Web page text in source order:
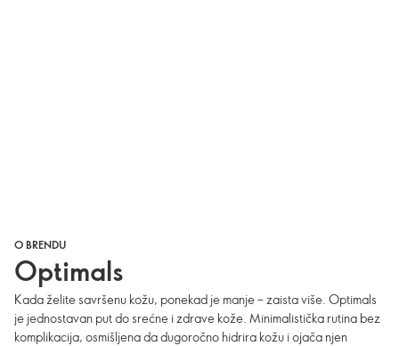
O BRENDU
Optimals
Kada želite savršenu kožu, ponekad je manje – zaista više. Optimals
je jednostavan put do srećne i zdrave kože. Minimalistička rutina bez
komplikacija, osmišljena da dugoročno hidrira kožu i ojača njen